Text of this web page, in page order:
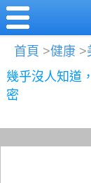
首頁 >健康 >
幾乎沒人知道
密